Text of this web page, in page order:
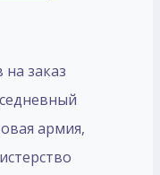
заказ
армия,